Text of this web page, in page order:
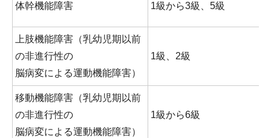
体幹機能障害 1級から3級、5級
上肢機能障害（乳幼児期以前
の非進行性の
脳病変による運動機能障害）
1級、2級
移動機能障害（乳幼児期以前
の非進行性の
脳病変による運動機能障害）
1級から6級